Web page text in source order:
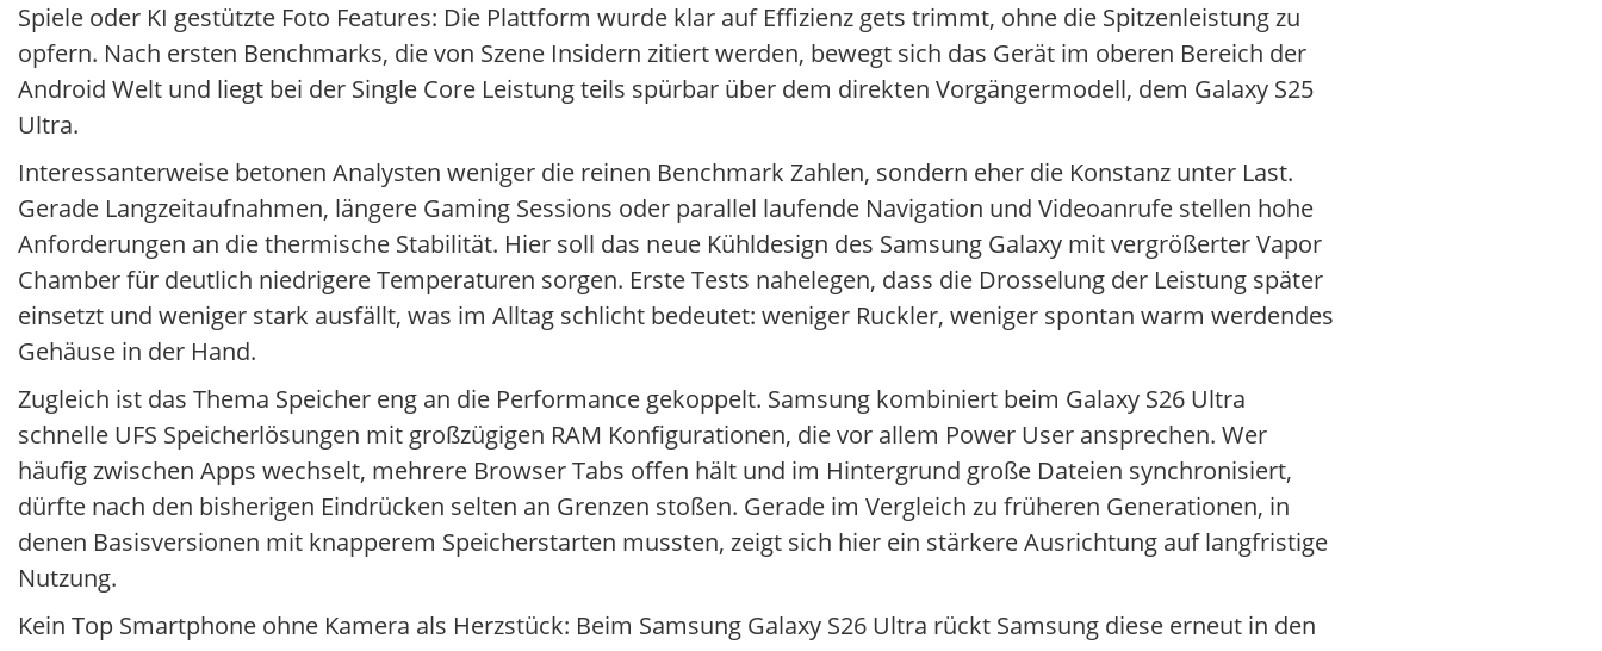
Spiele oder KI gestützte Foto Features: Die Plattform wurde klar auf Effizienz gets trimmt, ohne die Spitzenleistung zu
opfern. Nach ersten Benchmarks, die von Szene Insidern zitiert werden, bewegt sich das Gerät im oberen Bereich der
Android Welt und liegt bei der Single Core Leistung teils spürbar über dem direkten Vorgängermodell, dem Galaxy S25
Ultra.
Interessanterweise betonen Analysten weniger die reinen Benchmark Zahlen, sondern eher die Konstanz unter Last.
Gerade Langzeitaufnahmen, längere Gaming Sessions oder parallel laufende Navigation und Videoanrufe stellen hohe
Anforderungen an die thermische Stabilität. Hier soll das neue Kühldesign des Samsung Galaxy mit vergrößerter Vapor
Chamber für deutlich niedrigere Temperaturen sorgen. Erste Tests nahelegen, dass die Drosselung der Leistung später
einsetzt und weniger stark ausfällt, was im Alltag schlicht bedeutet: weniger Ruckler, weniger spontan warm werdendes
Gehäuse in der Hand.
Zugleich ist das Thema Speicher eng an die Performance gekoppelt. Samsung kombiniert beim Galaxy S26 Ultra
schnelle UFS Speicherlösungen mit großzügigen RAM Konfigurationen, die vor allem Power User ansprechen. Wer
häufig zwischen Apps wechselt, mehrere Browser Tabs offen hält und im Hintergrund große Dateien synchronisiert,
dürfte nach den bisherigen Eindrücken selten an Grenzen stoßen. Gerade im Vergleich zu früheren Generationen, in
denen Basisversionen mit knapperem Speicherstarten mussten, zeigt sich hier ein stärkere Ausrichtung auf langfristige
Nutzung.
Kein Top Smartphone ohne Kamera als Herzstück: Beim Samsung Galaxy S26 Ultra rückt Samsung diese erneut in den